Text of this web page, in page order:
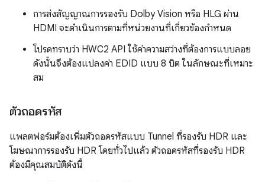
การส่งสัญญาณการรองรับ Dolby Vision หรือ HLG ผ่าน
HDMI จะดำเนินการตามที่หน่วยงานที่เกี่ยวข้องกำหนด
โปรดทราบว่า HWC2 API ใช้ค่าความสว่างที่ต้องการแบบลอย
ดังนั้นจึงต้องแปลงค่า EDID แบบ 8 บิต ในลักษณะที่เหมาะ
สม
ตัวถอดรหัส
แพลตฟอร์มต้องเพิ่มตัวถอดรหัสแบบ Tunnel ที่รองรับ HDR และ
โฆษณาการรองรับ HDR โดยทั่วไปแล้ว ตัวถอดรหัสที่รองรับ HDR
ต้องมีคุณสมบัติดังนี้